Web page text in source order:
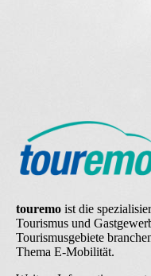
touremo ist die
Tourismus und
Tourismusgebiete
Thema E-Mobilität.